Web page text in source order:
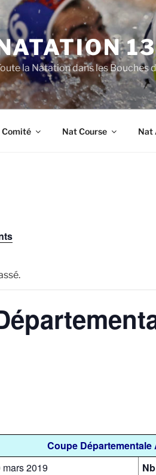
13
la Natation dans les Bouches
Comité Nat Course Nat
Coupe Départementale
2019